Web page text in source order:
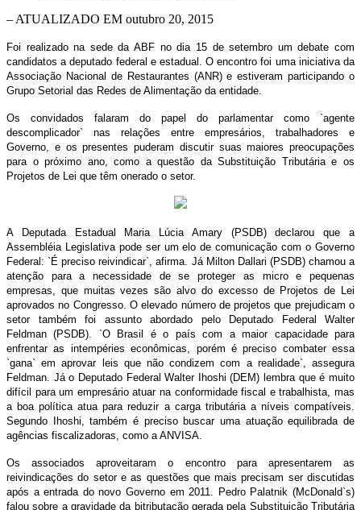
– ATUALIZADO EM outubro 20, 2015
Foi realizado na sede da ABF no dia 15 de setembro um debate com
candidatos a deputado federal e estadual. O encontro foi uma iniciativa da
Associação Nacional de Restaurantes (ANR) e estiveram participando o
Grupo Setorial das Redes de Alimentação da entidade.
Os convidados falaram do papel do parlamentar como `agente
descomplicador` nas relações entre empresários, trabalhadores e
Governo, e os presentes puderam discutir suas maiores preocupações
para o próximo ano, como a questão da Substituição Tributária e os
Projetos de Lei que têm onerado o setor.
A Deputada Estadual Maria Lúcia Amary (PSDB) declarou que a
Assembléia Legislativa pode ser um elo de comunicação com o Governo
Federal: `É preciso reivindicar`, afirma. Já Milton Dallari (PSDB) chamou a
atenção para a necessidade de se proteger as micro e pequenas
empresas, que muitas vezes são alvo do excesso de Projetos de Lei
aprovados no Congresso. O elevado número de projetos que prejudicam o
setor também foi assunto abordado pelo Deputado Federal Walter
Feldman (PSDB). `O Brasil é o país com a maior capacidade para
enfrentar as intempéries econômicas, porém é preciso combater essa
`gana` em aprovar leis que não condizem com a realidade`, assegura
Feldman. Já o Deputado Federal Walter Ihoshi (DEM) lembra que é muito
difícil para um empresário atuar na conformidade fiscal e trabalhista, mas
a boa política atua para reduzir a carga tributária a níveis compatíveis.
Segundo Ihoshi, também é preciso buscar uma atuação equilibrada de
agências fiscalizadoras, como a ANVISA.
Os associados aproveitaram o encontro para apresentarem as
reivindicações do setor e as questões que mais precisam ser discutidas
após a entrada do novo Governo em 2011. Pedro Palatnik (McDonald`s)
falou sobre a gravidade da bitributação gerada pela Substituição Tributária